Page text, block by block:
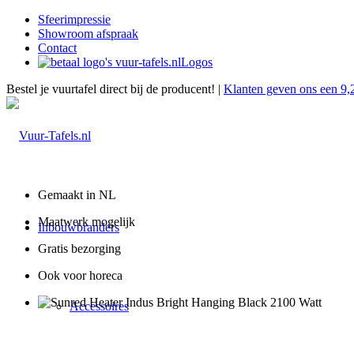
Sfeerimpressie
Showroom afspraak
Contact
Logos
Bestel je vuurtafel direct bij de producent! | Klanten geven ons een
Inbouwbranders
Accessoires
Gemaakt in NL
Maatwerk mogelijk
Gratis bezorging
Ook voor horeca